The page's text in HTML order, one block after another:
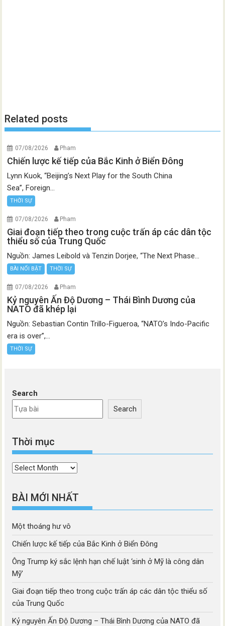
Related posts
07/08/2026 Pham
Chiến lược kế tiếp của Bắc Kinh ở Biển Đông
Lynn Kuok, “Beijing’s Next Play for the South China
Sea”, Foreign...
THỜI SỰ
07/08/2026 Pham
Giai đoạn tiếp theo trong cuộc trấn áp các dân tộc
thiểu số của Trung Quốc
Nguồn: James Leibold và Tenzin Dorjee, “The Next Phase...
BÀI NỔI BẬT THỜI SỰ
07/08/2026 Pham
Kỷ nguyên Ấn Độ Dương – Thái Bình Dương của
NATO đã khép lại
Nguồn: Sebastian Contin Trillo-Figueroa, “NATO’s Indo-Pacific
era is over”,...
THỜI SỰ
Search
Search
Thời mục
Thời
BÀI MỚI NHẤT
Một thoáng hư vô
Chiến lược kế tiếp của Bắc Kinh ở Biển Đông
Ông Trump ký sắc lệnh hạn chế luật ‘sinh ở Mỹ là công dân
Mỹ’
Giai đoạn tiếp theo trong cuộc trấn áp các dân tộc thiểu số
của Trung Quốc
Kỷ nguyên Ấn Độ Dương – Thái Bình Dương của NATO đã